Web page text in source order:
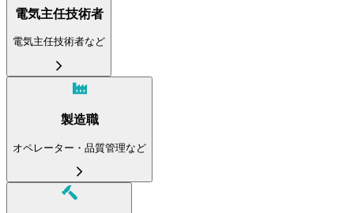
電気主任技術者
電気主任技術者など
製造職
オペレーター・品質管理など